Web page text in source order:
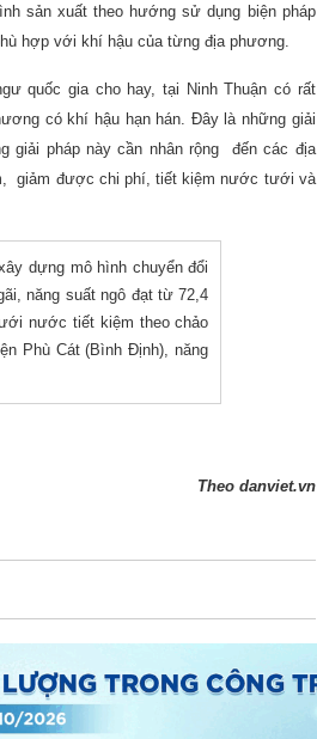
sản xuất theo hướng sử dụng biện pháp
hợp với khí hậu của từng địa phương.
quốc gia cho hay, tại Ninh Thuận có rất
có khí hậu hạn hán. Đây là những giải
giải pháp này cần nhân rộng đến các địa
giảm được chi phí, tiết kiệm nước tưới và
dựng mô hình chuyển đổi
năng suất ngô đạt từ 72,4
nước tiết kiệm theo chảo
Phù Cát (Bình Định), năng
Theo danviet.vn